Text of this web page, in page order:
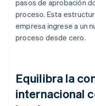
pasos de aprobación
proceso. Esta
empresa ingrese a un
proceso desde cero.
Equilibra la
internacional